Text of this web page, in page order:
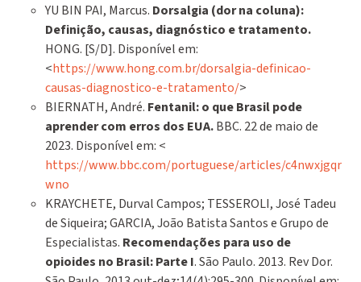
YU BIN PAI, Marcus. Dorsalgia (dor na coluna):
Definição, causas, diagnóstico e tratamento.
HONG. [S/D]. Disponível em:
<https://www.hong.com.br/dorsalgia-definicao-
causas-diagnostico-e-tratamento/>
BIERNATH, André. Fentanil: o que Brasil pode
aprender com erros dos EUA.BBC. 22 de maio de
2023. Disponível em: <
https://www.bbc.com/portuguese/articles/c4nwxjgqr
wno
KRAYCHETE, Durval Campos; TESSEROLI, José Tadeu
de Siqueira; GARCIA, João Batista Santos e Grupo de
Especialistas. Recomendações para uso de
opioides no Brasil: Parte I. São Paulo. 2013. Rev Dor.